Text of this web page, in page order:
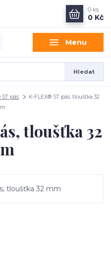
Menu
Hledat
0 ks
0 Kč
ST pás
K-FLEX® ST pás, tloušťka 32
tloušťka 32